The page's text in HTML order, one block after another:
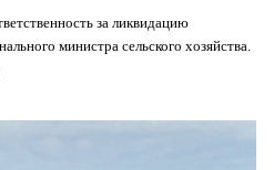
за ликвидацию
министра сельского хозяйства.